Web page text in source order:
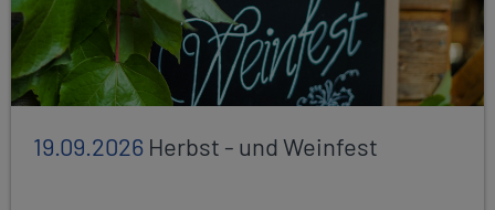
19.09.2026 Herbst - und Weinfest